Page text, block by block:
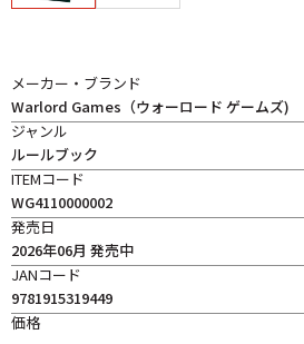
メーカー・ブランド
Warlord Games（ウォーロード ゲームズ)
ジャンル
ルールブック
ITEMコード
WG4110000002
発売日
2026年06月 発売中
JANコード
9781915319449
価格